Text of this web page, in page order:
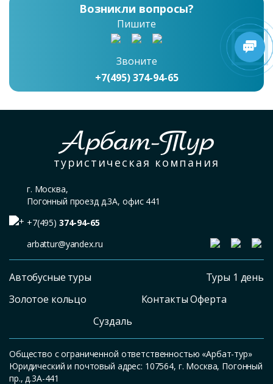
Возникли вопросы?
Пишите
Звоните
+7(495) 374-94-65
Арбат-Тур
туристическая компания
г. Москва,
Погонный проезд д.3А, офис 441
+7(495) 374-94-65
arbattur@yandex.ru
Автобусные туры
Золотое кольцо
Суздаль
Туры 1 день
Контакты Оферта
Общество с ограниченной ответственностью «Арбат-тур»
Юридический и почтовый адрес: 107564, г. Москва, Погонный
пр., д.3А-441